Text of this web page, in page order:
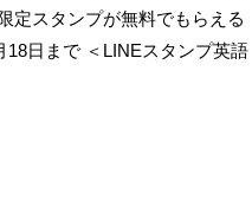
定スタンプが無料でもらえる
18日まで ＜LINEスタンプ英語